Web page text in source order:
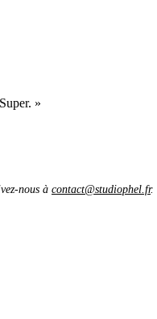
»
nous à contact@studiophel.fr.